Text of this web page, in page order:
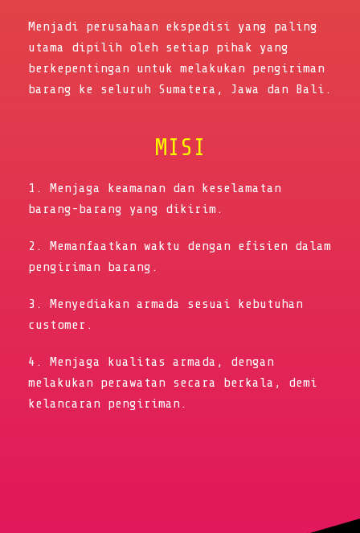
Menjadi perusahaan ekspedisi yang paling
utama dipilih oleh setiap pihak yang
berkepentingan untuk melakukan pengiriman
barang ke seluruh Sumatera, Jawa dan Bali.
MISI
1. Menjaga keamanan dan keselamatan
barang-barang yang dikirim.
2. Memanfaatkan waktu dengan efisien dalam
pengiriman barang.
3. Menyediakan armada sesuai kebutuhan
customer.
4. Menjaga kualitas armada, dengan
melakukan perawatan secara berkala, demi
kelancaran pengiriman.